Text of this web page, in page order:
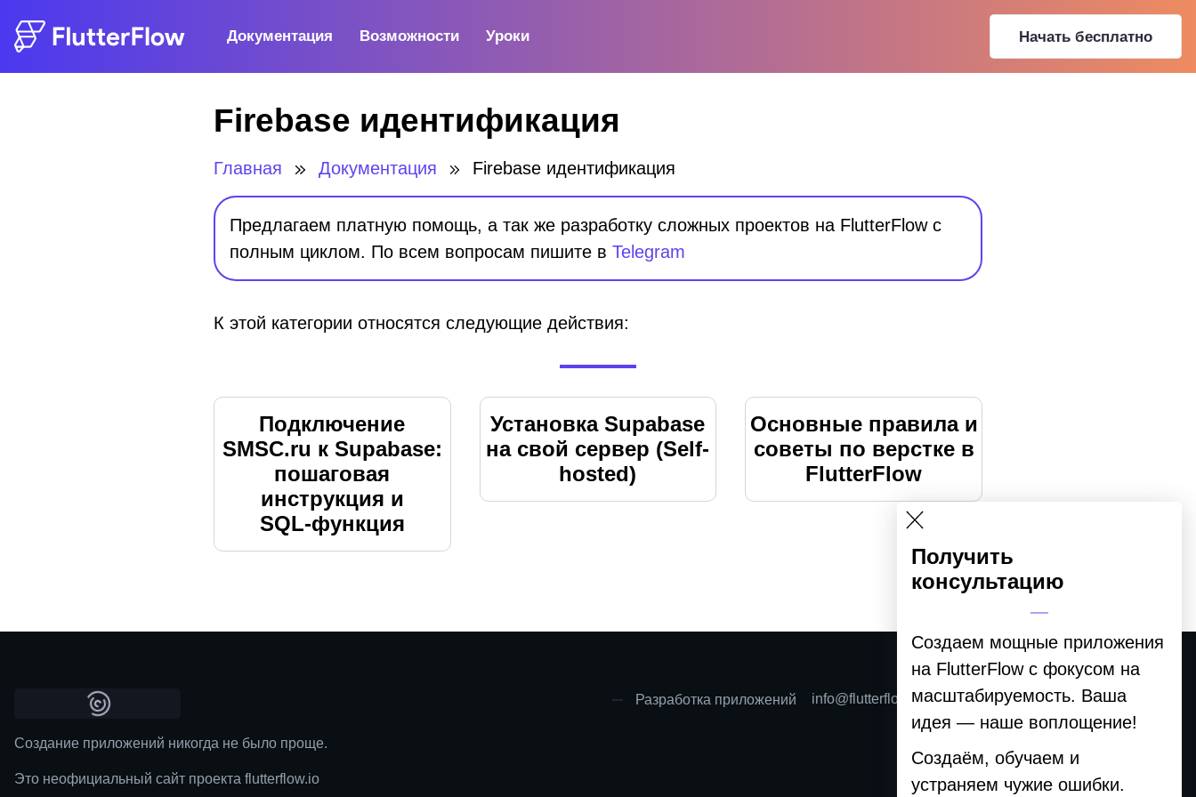
Документация Возможности Уроки Начать бесплатно
Firebase идентификация
Главная Документация Firebase идентификация
Предлагаем платную помощь, а так же разработку сложных проектов на FlutterFlow с
полным циклом. По всем вопросам пишите в Telegram
К этой категории относятся следующие действия:
Подключение
SMSC.ru к Supabase:
пошаговая
инструкция и
SQL‑функция
Установка Supabase
на свой сервер (Self-
hosted)
Основные правила и
советы по верстке в
FlutterFlow
Создание приложений никогда не было проще.
Это неофициальный сайт проекта flutterflow.io
Разработка приложений info@flutterflow.ru
Получить
консультацию
Создаем мощные приложения
на FlutterFlow с фокусом на
масштабируемость. Ваша
идея — наше воплощение!
Создаём, обучаем и
устраняем чужие ошибки.